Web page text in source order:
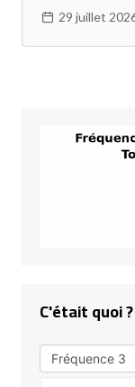
29 juillet
C'était quoi ?